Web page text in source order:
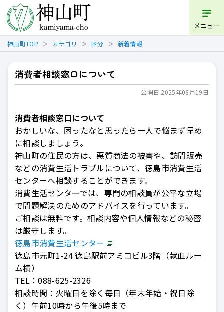
メニュー
神山町TOP カテゴリ 区分 新着情報
消費者相談窓口について
公開日 2025年06月19日
消費者相談窓口について
おかしいな、困ったなと思ったら一人で悩まず早め
に相談しましょう。
神山町の住民の方は、悪質商法の被害や、訪問販売
などの消費生活トラブルについて、徳島市消費生活
センターへ相談することができます。
消費生活センターでは、専門の相談員が公平な立場
で問題解決のためのアドバイスを行っています。
ご相談は無料です。相談内容や個人情報などの秘密
は厳守します。
徳島市消費生活センター
徳島市元町1-24 徳島駅前アミコビル3階（献血ルー
ム横）
TEL：088-625-2326
相談時間：火曜日を除く毎日（年末年始・祝日除
く）午前10時から午後5時まで